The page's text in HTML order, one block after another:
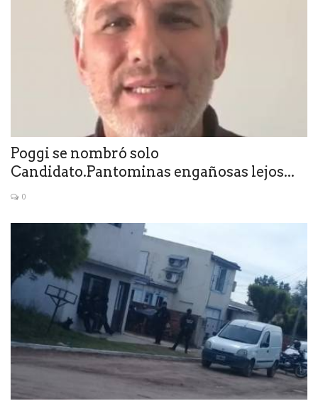
Poggi se nombró solo
Candidato.Pantominas engañosas lejos...
0